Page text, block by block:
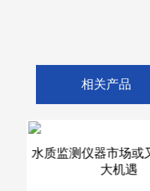
相关产品
水质监测仪器市场或
大机遇